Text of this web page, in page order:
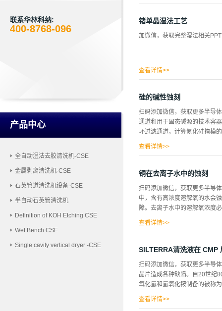
联系华林科纳:
400-8768-096
产品中心
全自动湿法去胶清洗机-CSE
金属剥离清洗机-CSE
石英管道清洗机设备-CSE
半自动石英管清洗机
Definition of KOH Etching CSE
Wet Bench CSE
Single cavity vertical dryer -CSE
属沉积之间可能会形成时间相
更好的解决方案。开发了利用
锡蚀刻速率和从每个斜率计算
锗单晶湿法工艺
加微信，获取完整湿法相关PPT
查看详情>>
硅的碱性蚀刻
扫码添加微信，获取更多半导
通道和用于固态碱源的技术容
坏过滤通道，计算氮化硅掩模
(MEMS)工业。有机和无机碱
横比的简单矩形拓扑的体结构
(CSAC)的气室。包含碱金属
干布居俘获(CPT) 效应运行的
晶片之间的硅晶片制成。
查看详情>>
铜在去离子水中的蚀刻
扫码添加微信，获取更多半导
中，含有高浓度溶解氧的水会
障。去离子水中的溶解氧浓度
与化学机械抛光(CMP) 或通孔
成金属离子和电子。在阴极，
触。铜互连的腐蚀通常取决于
型区域(阴极)的铜处于更正的
载体，在等式和中)。铜的蚀刻
查看详情>>
SILTERRA清洗液在 CMP
扫码添加微信，获取更多半导
晶片造成各种缺陷。自20世纪
氧化氢和氢氧化铵制备的被称
查看详情>>